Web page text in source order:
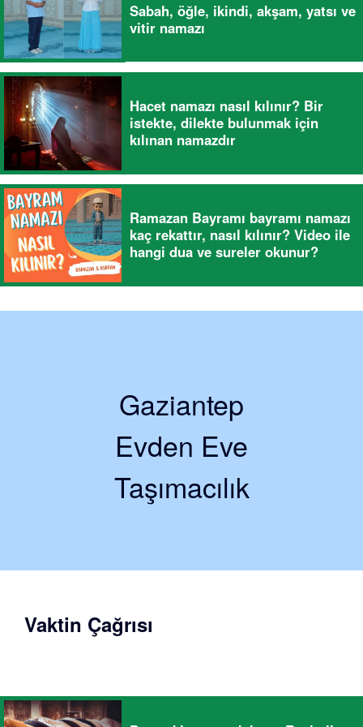
Sabah, öğle, ikindi, akşam, yatsı ve
vitir namazı
Hacet namazı nasıl kılınır? Bir
istekte, dilekte bulunmak için
kılınan namazdır
Ramazan Bayramı bayramı namazı
kaç rekattır, nasıl kılınır? Video ile
hangi dua ve sureler okunur?
Gaziantep
Evden Eve
Taşımacılık
Vaktin Çağrısı